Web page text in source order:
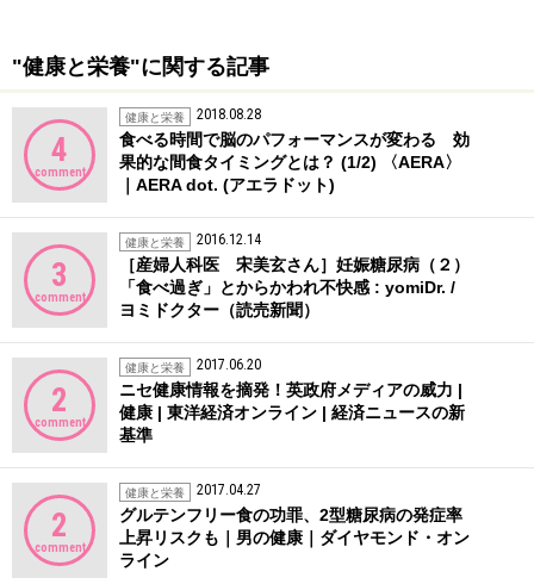
"健康と栄養"に関する記事
4
comment
健康と栄養 2018.08.28
食べる時間で脳のパフォーマンスが変わる 効
果的な間食タイミングとは？ (1/2) 〈AERA〉
｜AERA dot. (アエラドット)
3
comment
健康と栄養 2016.12.14
［産婦人科医 宋美玄さん］妊娠糖尿病（２）
「食べ過ぎ」とからかわれ不快感 : yomiDr. /
ヨミドクター（読売新聞）
2
comment
健康と栄養 2017.06.20
ニセ健康情報を摘発！英政府メディアの威力 |
健康 | 東洋経済オンライン | 経済ニュースの新
基準
2
comment
健康と栄養 2017.04.27
グルテンフリー食の功罪、2型糖尿病の発症率
上昇リスクも｜男の健康｜ダイヤモンド・オン
ライン